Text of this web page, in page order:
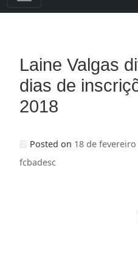
Laine Valgas
dias de
2018
Posted on 18 de
fcbadesc